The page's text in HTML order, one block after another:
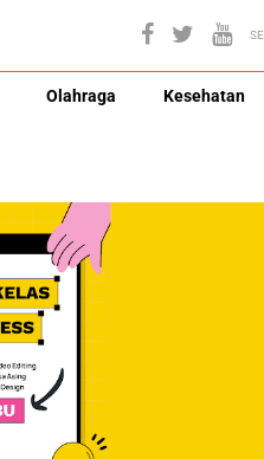
Olahraga Kesehatan